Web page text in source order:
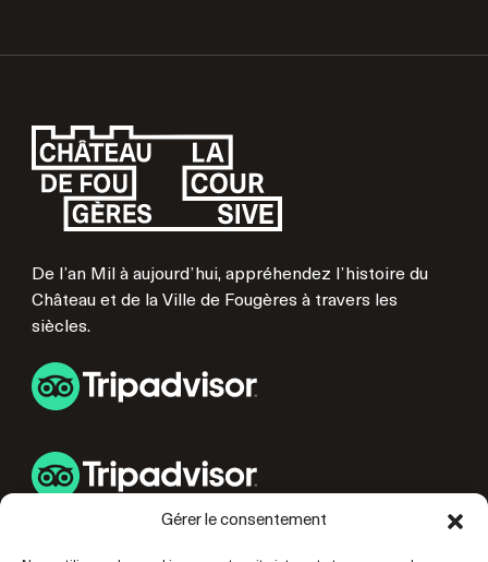
Gérer le consentement
De l’an Mil à aujourd’hui, appréhendez l’histoire du
Château et de la Ville de Fougères à travers les
siècles.